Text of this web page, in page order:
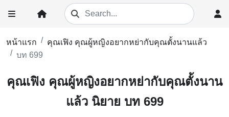
หน้าแรก
คุณเฟิง คุณผู้หญิงอยากหย่ากับคุณตั้งนานแล้ว
บท 699
คุณเฟิง คุณผู้หญิงอยากหย่ากับคุณตั้งนาน
แล้ว นิยาย บท 699